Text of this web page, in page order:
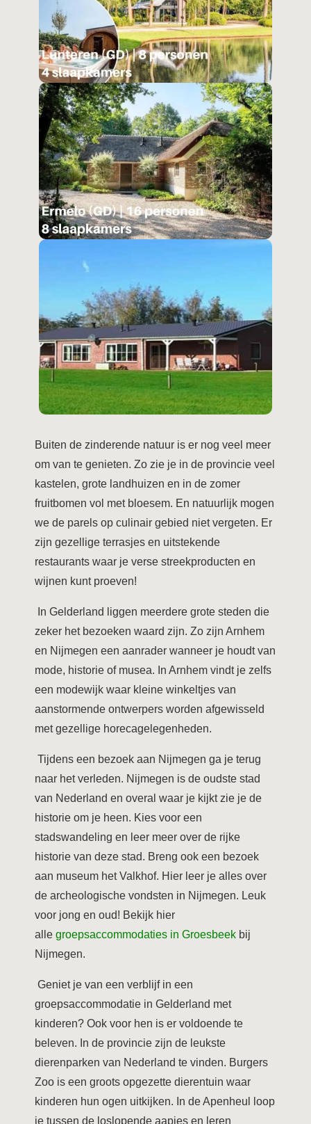
Buiten de zinderende natuur is er nog veel meer
om van te genieten. Zo zie je in de provincie veel
kastelen, grote landhuizen en in de zomer
fruitbomen vol met bloesem. En natuurlijk mogen
we de parels op culinair gebied niet vergeten. Er
zijn gezellige terrasjes en uitstekende
restaurants waar je verse streekproducten en
wijnen kunt proeven!
In Gelderland liggen meerdere grote steden die
zeker het bezoeken waard zijn. Zo zijn Arnhem
en Nijmegen een aanrader wanneer je houdt van
mode, historie of musea. In Arnhem vindt je zelfs
een modewijk waar kleine winkeltjes van
aanstormende ontwerpers worden afgewisseld
met gezellige horecagelegenheden.
Tijdens een bezoek aan Nijmegen ga je terug
naar het verleden. Nijmegen is de oudste stad
van Nederland en overal waar je kijkt zie je de
historie om je heen. Kies voor een
stadswandeling en leer meer over de rijke
historie van deze stad. Breng ook een bezoek
aan museum het Valkhof. Hier leer je alles over
de archeologische vondsten in Nijmegen. Leuk
voor jong en oud! Bekijk hier
alle groepsaccommodaties in Groesbeekbij
Nijmegen.
Geniet je van een verblijf in een
groepsaccommodatie in Gelderland met
kinderen? Ook voor hen is er voldoende te
beleven. In de provincie zijn de leukste
dierenparken van Nederland te vinden. Burgers
Zoo is een groots opgezette dierentuin waar
kinderen hun ogen uitkijken. In de Apenheul loop
je tussen de loslopende aapjes en leren